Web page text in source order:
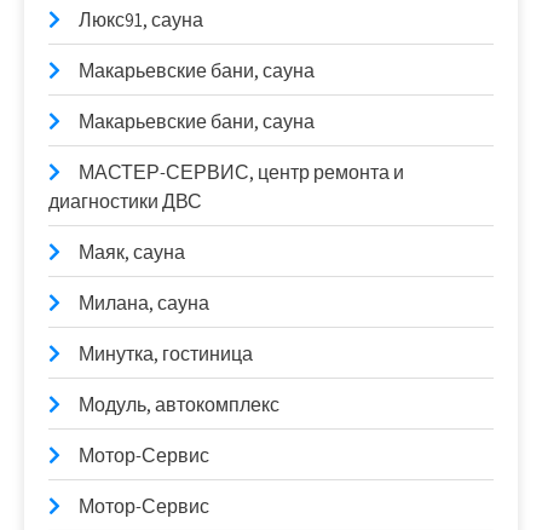
Люкс91, сауна
Макарьевские бани, сауна
Макарьевские бани, сауна
МАСТЕР-СЕРВИС, центр ремонта и
диагностики ДВС
Маяк, сауна
Милана, сауна
Минутка, гостиница
Модуль, автокомплекс
Мотор-Сервис
Мотор-Сервис